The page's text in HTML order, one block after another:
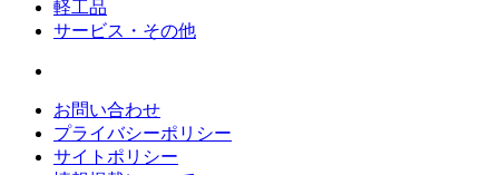
軽工品
サービス・その他
お問い合わせ
プライバシーポリシー
サイトポリシー